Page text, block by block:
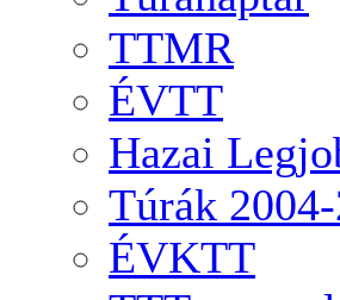
TTMR
ÉVTT
Hazai
Túrák
ÉVKTT